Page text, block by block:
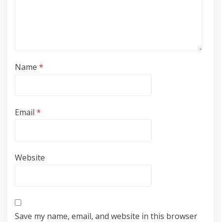
Name *
Email *
Website
Save my name, email, and website in this browser